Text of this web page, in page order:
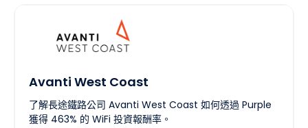
Avanti West Coast
了解長途鐵路公司 Avanti West Coast 如何透過 Purple
獲得 463% 的 WiFi 投資報酬率。